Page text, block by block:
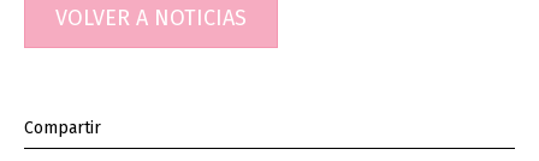
entradas
VOLVER A NOTICIAS
Compartir